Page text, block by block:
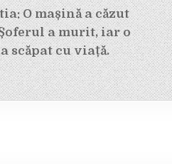
O mașină a căzut
a murit, iar o
scăpat cu viață.